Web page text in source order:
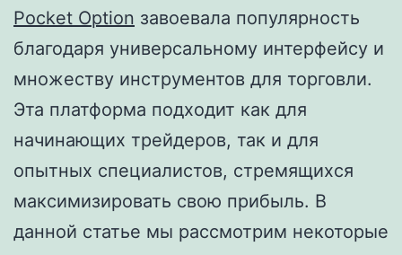
Pocket Option завоевала популярность
благодаря универсальному интерфейсу и
множеству инструментов для торговли.
Эта платформа подходит как для
начинающих трейдеров, так и для
опытных специалистов, стремящихся
максимизировать свою прибыль. В
данной статье мы рассмотрим некоторые